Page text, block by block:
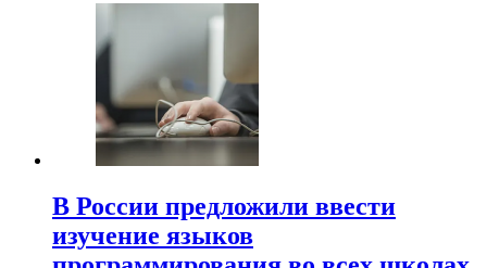
В России предложили ввести
изучение языков